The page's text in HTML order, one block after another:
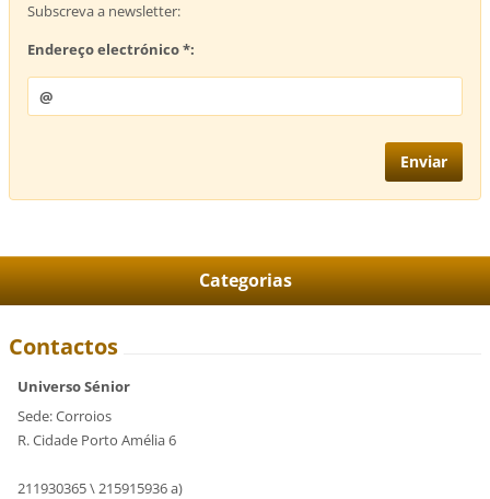
Subscreva a newsletter:
Endereço electrónico *:
Categorias
Contactos
Universo Sénior
Sede: Corroios
R. Cidade Porto Amélia 6
211930365 \ 215915936 a)